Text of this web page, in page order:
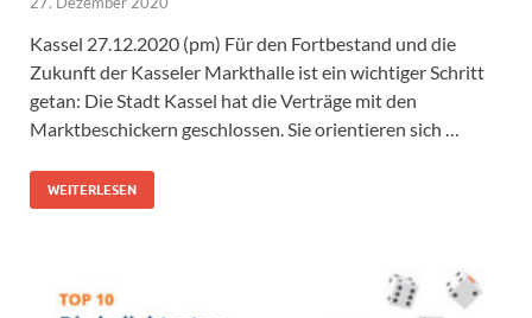
Kassel 27.12.2020 (pm) Für den Fortbestand und die
Zukunft der Kasseler Markthalle ist ein wichtiger Schritt
getan: Die Stadt Kassel hat die Verträge mit den
Marktbeschickern geschlossen. Sie orientieren sich …
WEITERLESEN